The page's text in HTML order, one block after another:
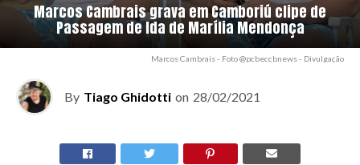
Marcos Cambrais grava em Camboriú clipe de
Passagem de Ida de Marília Mendonça
Marcos Cambrais - Foto @pcbeccbnews - Divulgação
By Tiago Ghidotti on 28/02/2021